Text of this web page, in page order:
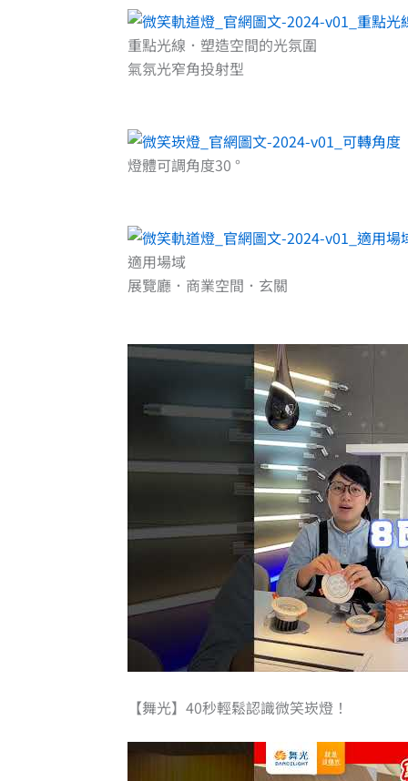
重點光線．塑造空間的光氛圍
氣氛光窄角投射型
燈體可調角度30 °
適用場域
展覽廳．商業空間．玄關
【舞光】40秒輕鬆認識微笑崁燈！